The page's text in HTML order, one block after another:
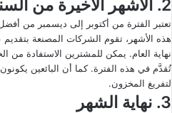
2. الأشهر الأخيرة من السنة
تعتبر الفترة من أكتوبر إلى ديسمبر من
هذه الأشهر، تقوم الشركات المصنعة
نهاية العام. يمكن للمشترين الاستفادة من
تُقدَّم في هذه الفترة. كما أن البائعين
لتفريغ المخزون.
3. نهاية الشهر